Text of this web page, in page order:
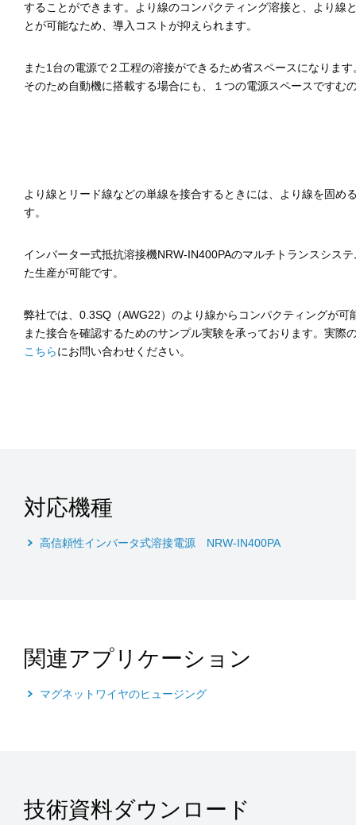
することができます。より線のコンパクティング溶接と、より線
とが可能なため、導入コストが抑えられます。
また1台の電源で２工程の溶接ができるため省スペースになります
そのため自動機に搭載する場合にも、１つの電源スペースですむ
より線とリード線などの単線を接合するときには、より線を固め
す。
インバーター式抵抗溶接機NRW-IN400PAのマルチトランスシス
た生産が可能です。
弊社では、0.3SQ（AWG22）のより線からコンパクティングが可
また接合を確認するためのサンプル実験を承っております。実際
こちらにお問い合わせください。
対応機種
高信頼性インバータ式溶接電源 NRW-IN400PA
関連アプリケーション
マグネットワイヤのヒュージング
技術資料ダウンロード